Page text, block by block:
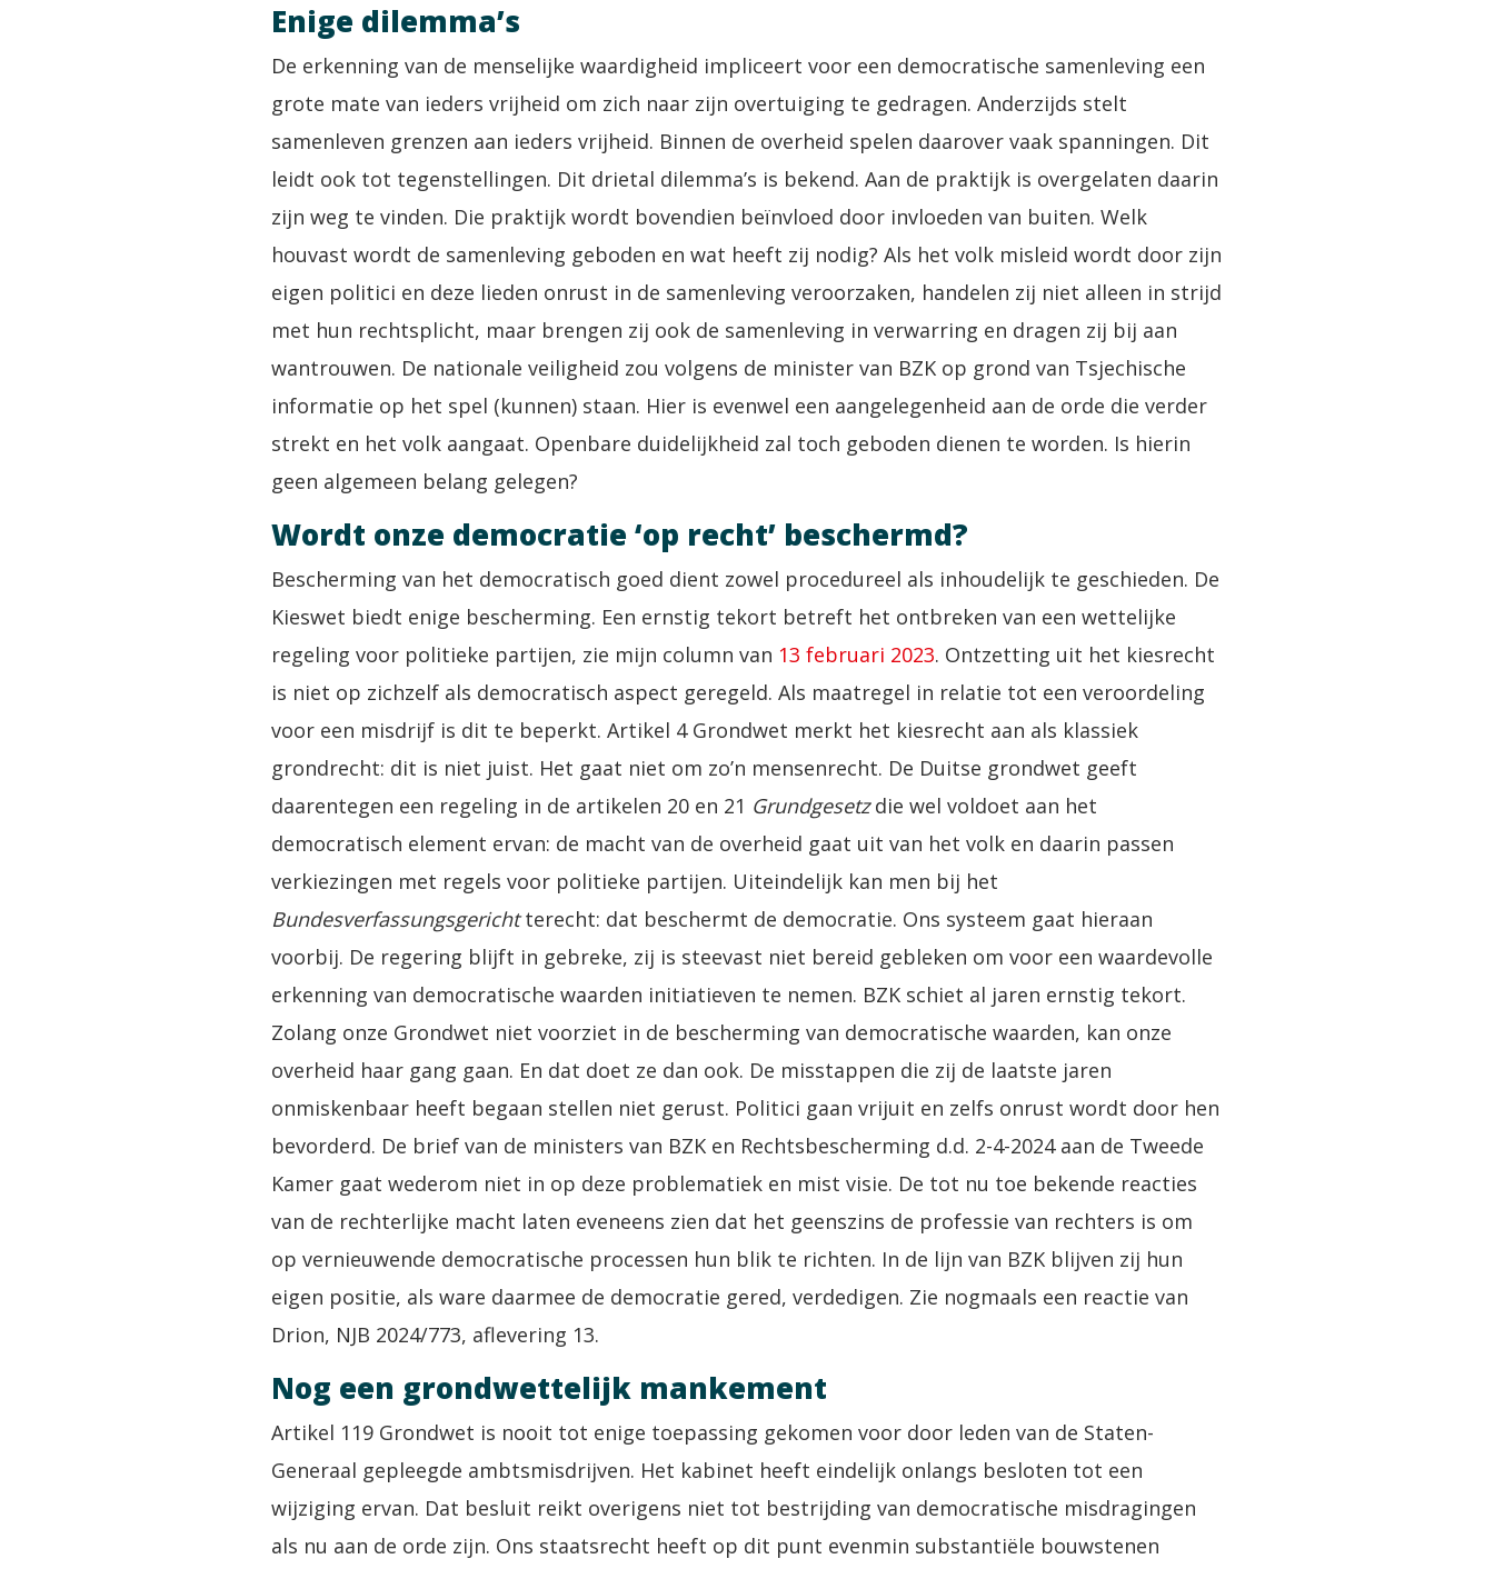
Enige dilemma’s
De erkenning van de menselijke waardigheid impliceert voor een democratische samenleving een
grote mate van ieders vrijheid om zich naar zijn overtuiging te gedragen. Anderzijds stelt
samenleven grenzen aan ieders vrijheid. Binnen de overheid spelen daarover vaak spanningen. Dit
leidt ook tot tegenstellingen. Dit drietal dilemma’s is bekend. Aan de praktijk is overgelaten daarin
zijn weg te vinden. Die praktijk wordt bovendien beïnvloed door invloeden van buiten. Welk
houvast wordt de samenleving geboden en wat heeft zij nodig? Als het volk misleid wordt door zijn
eigen politici en deze lieden onrust in de samenleving veroorzaken, handelen zij niet alleen in strijd
met hun rechtsplicht, maar brengen zij ook de samenleving in verwarring en dragen zij bij aan
wantrouwen. De nationale veiligheid zou volgens de minister van BZK op grond van Tsjechische
informatie op het spel (kunnen) staan. Hier is evenwel een aangelegenheid aan de orde die verder
strekt en het volk aangaat. Openbare duidelijkheid zal toch geboden dienen te worden. Is hierin
geen algemeen belang gelegen?
Wordt onze democratie ‘op recht’ beschermd?
Bescherming van het democratisch goed dient zowel procedureel als inhoudelijk te geschieden. De
Kieswet biedt enige bescherming. Een ernstig tekort betreft het ontbreken van een wettelijke
regeling voor politieke partijen, zie mijn column van 13 februari 2023. Ontzetting uit het kiesrecht
is niet op zichzelf als democratisch aspect geregeld. Als maatregel in relatie tot een veroordeling
voor een misdrijf is dit te beperkt. Artikel 4 Grondwet merkt het kiesrecht aan als klassiek
grondrecht: dit is niet juist. Het gaat niet om zo’n mensenrecht. De Duitse grondwet geeft
daarentegen een regeling in de artikelen 20 en 21 Grundgesetzdie wel voldoet aan het
democratisch element ervan: de macht van de overheid gaat uit van het volk en daarin passen
verkiezingen met regels voor politieke partijen. Uiteindelijk kan men bij het
Bundesverfassungsgerichtterecht: dat beschermt de democratie. Ons systeem gaat hieraan
voorbij. De regering blijft in gebreke, zij is steevast niet bereid gebleken om voor een waardevolle
erkenning van democratische waarden initiatieven te nemen. BZK schiet al jaren ernstig tekort.
Zolang onze Grondwet niet voorziet in de bescherming van democratische waarden, kan onze
overheid haar gang gaan. En dat doet ze dan ook. De misstappen die zij de laatste jaren
onmiskenbaar heeft begaan stellen niet gerust. Politici gaan vrijuit en zelfs onrust wordt door hen
bevorderd. De brief van de ministers van BZK en Rechtsbescherming d.d. 2-4-2024 aan de Tweede
Kamer gaat wederom niet in op deze problematiek en mist visie. De tot nu toe bekende reacties
van de rechterlijke macht laten eveneens zien dat het geenszins de professie van rechters is om
op vernieuwende democratische processen hun blik te richten. In de lijn van BZK blijven zij hun
eigen positie, als ware daarmee de democratie gered, verdedigen. Zie nogmaals een reactie van
Drion, NJB 2024/773, aflevering 13.
Nog een grondwettelijk mankement
Artikel 119 Grondwet is nooit tot enige toepassing gekomen voor door leden van de Staten-
Generaal gepleegde ambtsmisdrijven. Het kabinet heeft eindelijk onlangs besloten tot een
wijziging ervan. Dat besluit reikt overigens niet tot bestrijding van democratische misdragingen
als nu aan de orde zijn. Ons staatsrecht heeft op dit punt evenmin substantiële bouwstenen